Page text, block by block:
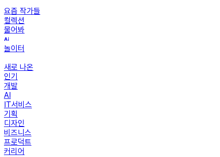
요즘 작가들
컬렉션
물어봐
놀이터
새로 나온
인기
개발
AI
IT서비스
기획
디자인
비즈니스
프로덕트
커리어